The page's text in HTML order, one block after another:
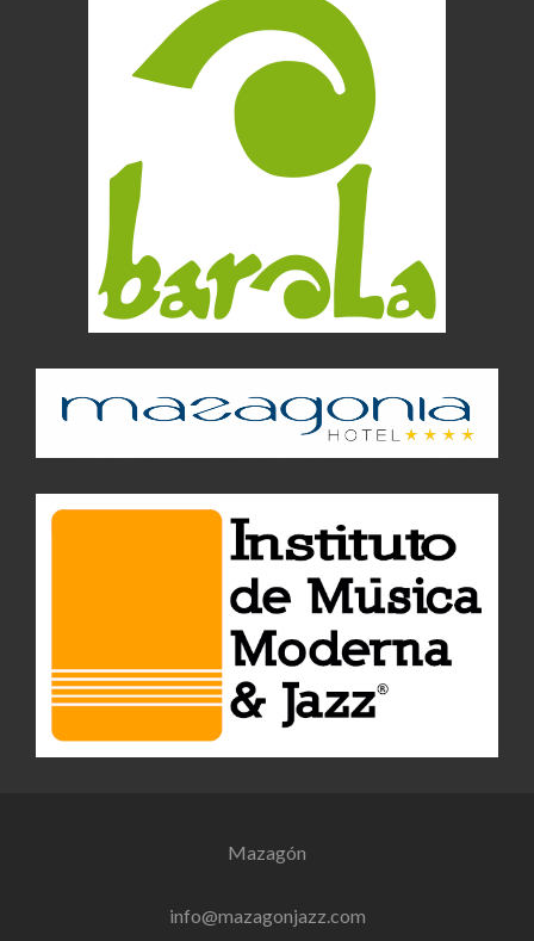
Mazagón
info@mazagonjazz.com